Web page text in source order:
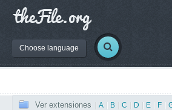
Choose language
Ver extensiones A B C D E F